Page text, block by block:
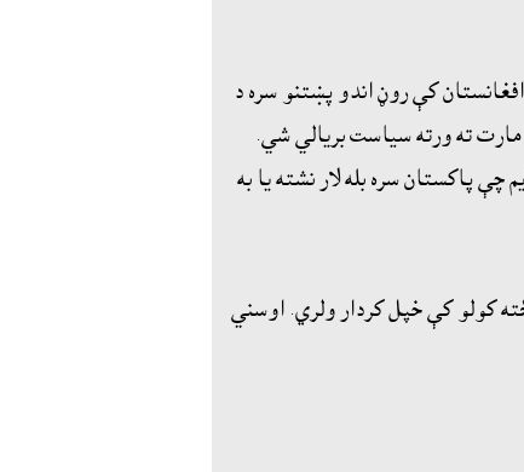
کې روڼ اندو پښتنو سره د
ته ورته سياست بريالي شي.
پاکستان سره بله لار نشته يا به
کولو کې خپل کردار ولري. اوسني